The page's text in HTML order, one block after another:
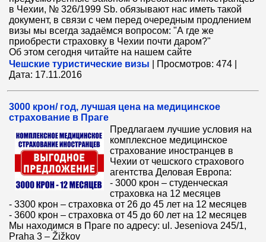
в Чехии, № 326/1999 Sb. обязывают нас иметь такой
документ, в связи с чем перед очередным продлением
визы мы всегда задаёмся вопросом: "А где же
приобрести страховку в Чехии почти даром?"
Об этом сегодня читайте на нашем сайте
Чешские туристические визы
Просмотров: 474
Дата: 17.11.2016
3000 крон/ год, лучшая цена на медицинское
страхование в Праге
Предлагаем лучшие условия на
комплексное медицинское
страхование иностранцев в
Чехии от чешского страхового
агентства Деловая Европа:
- 3000 крон – студенческая
страховка на 12 месяцев
- 3300 крон – страховка от 26 до 45 лет на 12 месяцев
- 3600 крон – страховка от 45 до 60 лет на 12 месяцев
Мы находимся в Праге по адресу: ul. Jeseniova 245/1,
Praha 3 – Žižkov